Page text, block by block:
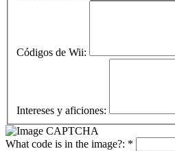
Códigos de Wii:
Intereses y aficiones:
What code is in the image?: *